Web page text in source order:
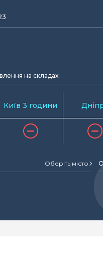
на складах:
Київ 3 години
Оберіть місто